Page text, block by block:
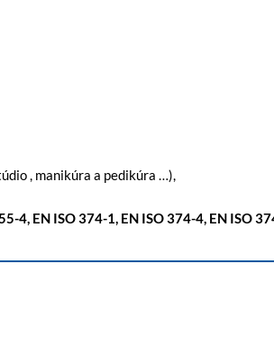
, manikúra a pedikúra …),
4, EN ISO 374-1, EN ISO 374-4, EN ISO